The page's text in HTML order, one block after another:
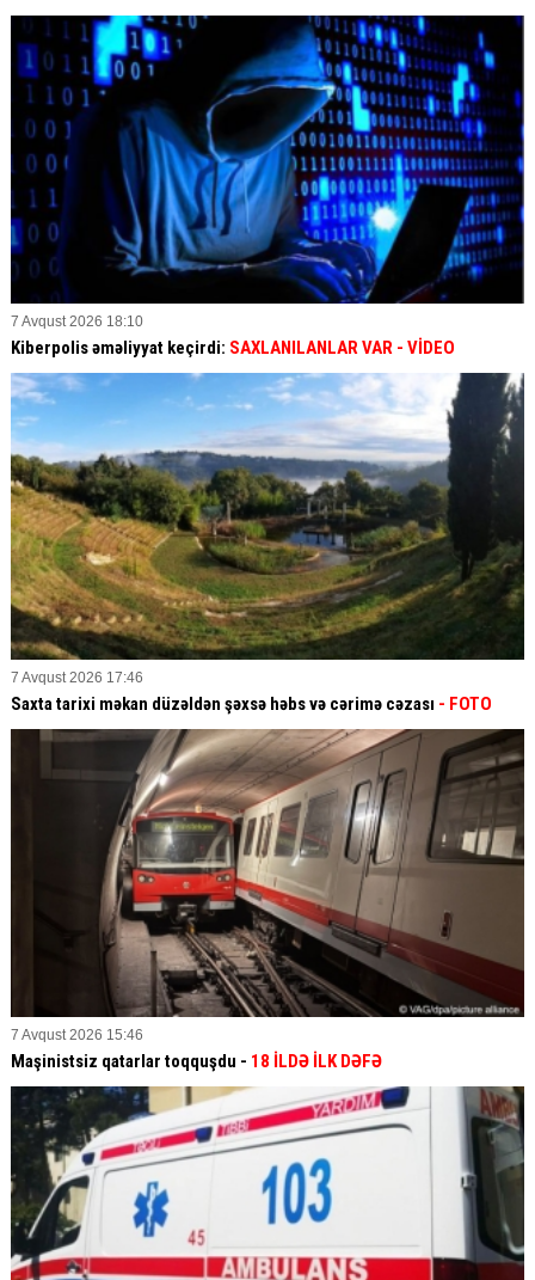
7 Avqust 2026 18:10
Kiberpolis əməliyyat keçirdi: SAXLANILANLAR VAR - VİDEO
7 Avqust 2026 17:46
Saxta tarixi məkan düzəldən şəxsə həbs və cərimə cəzası - FOTO
7 Avqust 2026 15:46
Maşinistsiz qatarlar toqquşdu - 18 İLDƏ İLK DƏFƏ